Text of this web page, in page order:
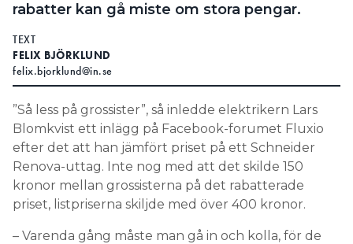
Kontakt
Personuppgifter
Search for:
SEARCH
rabatter kan gå miste om stora pengar.
TEXT
FELIX BJÖRKLUND
felix.bjorklund@in.se
”Så less på grossister”, så inledde elektrikern Lars
Blomkvist ett inlägg på Facebook-forumet Fluxio
efter det att han jämfört priset på ett Schneider
Renova-uttag. Inte nog med att det skilde 150
kronor mellan grossisterna på det rabatterade
priset, listpriserna skiljde med över 400 kronor.
– Varenda gång måste man gå in och kolla, för de